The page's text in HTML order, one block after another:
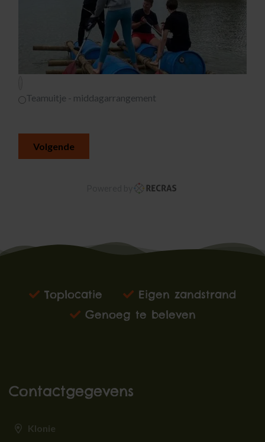
Teamuitje - middagarrangement
Volgende
Toplocatie
Eigen zandstrand
Genoeg te beleven
Contactgegevens
Klonie